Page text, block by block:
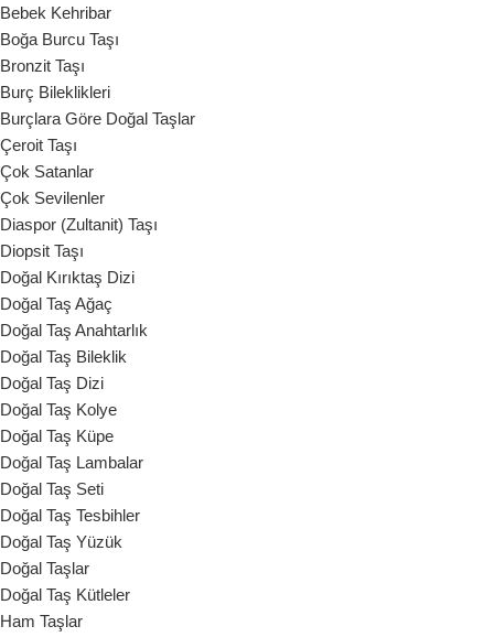
Bebek Kehribar
Boğa Burcu Taşı
Bronzit Taşı
Burç Bileklikleri
Burçlara Göre Doğal Taşlar
Çeroit Taşı
Çok Satanlar
Çok Sevilenler
Diaspor (Zultanit) Taşı
Diopsit Taşı
Doğal Kırıktaş Dizi
Doğal Taş Ağaç
Doğal Taş Anahtarlık
Doğal Taş Bileklik
Doğal Taş Dizi
Doğal Taş Kolye
Doğal Taş Küpe
Doğal Taş Lambalar
Doğal Taş Seti
Doğal Taş Tesbihler
Doğal Taş Yüzük
Doğal Taşlar
Doğal Taş Kütleler
Ham Taşlar